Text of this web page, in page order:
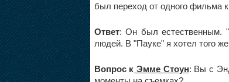
был переход от одного фильма
Ответ: Он был естественным.
людей. В "Пауке" я хотел того
Вопрос к Эмме Стоун: Вы с